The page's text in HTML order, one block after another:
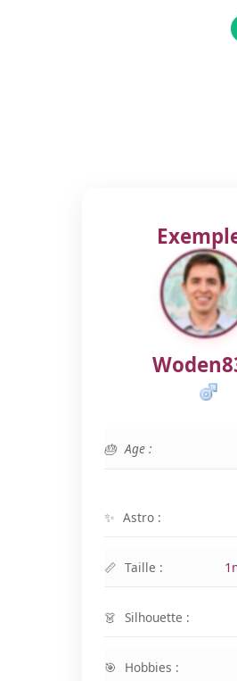
Age :
Astro :
Taille :
Silhouette :
Hobbies :